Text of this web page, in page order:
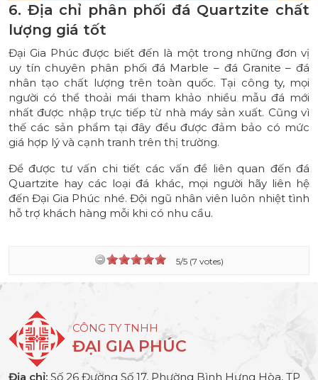
6. Địa chỉ phân phối đá Quartzite chất
lượng giá tốt
Đại Gia Phúc được biết đến là một trong những đơn vị
uy tín chuyên phân phối đá Marble – đá Granite – đá
nhân tạo chất lượng trên toàn quốc. Tại công ty, mọi
người có thể thoải mái tham khảo nhiều mẫu đá mới
nhất được nhập trực tiếp từ nhà máy sản xuất. Cũng vì
thế các sản phẩm tại đây đều được đảm bảo có mức
giá hợp lý và cạnh tranh trên thị trường.
Để được tư vấn chi tiết các vấn đề liên quan đến đá
Quartzite hay các loại đá khác, mọi người hãy liên hệ
đến Đại Gia Phúc nhé. Đội ngũ nhân viên luôn nhiệt tình
hỗ trợ khách hàng mỗi khi có nhu cầu.
5/5 (7 votes)
CÔNG TY TNHH
ĐẠI GIA PHÚC
Địa chỉ: Số 26 Đường Số 17, Phường Bình Hưng Hòa, TP